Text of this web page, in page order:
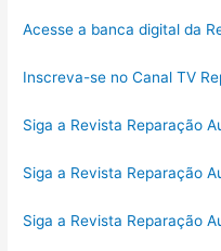
Acesse a banca digital da
Inscreva-se no Canal TV
Siga a Revista Reparação
Siga a Revista Reparação
Siga a Revista Reparação